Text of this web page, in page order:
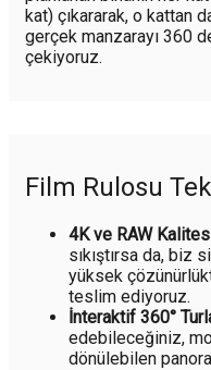
kat) çıkararak, o kattan
gerçek manzarayı 360
çekiyoruz.
Film Rulosu
4K ve RAW
sıkıştırsa da, biz
yüksek
teslim ediyoruz.
İnteraktif 360°
edebileceğiniz,
dönülebilen